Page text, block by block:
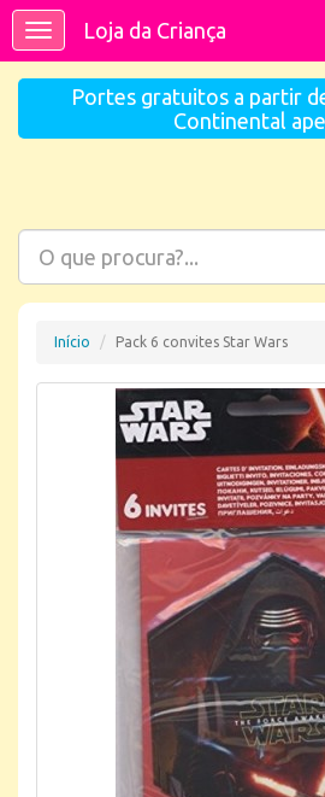
ToggleLoja da Criança
Portes gratuitos a partir
Continental
Início Pack 6 convites Star Wars